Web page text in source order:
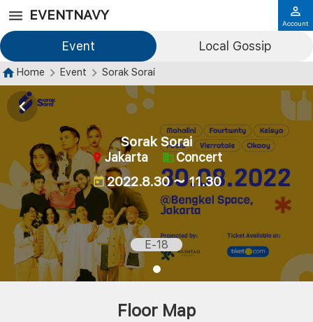
EVENTNAVY
Event Local Gossip
Account
Home Event Sorak Sorai
Sorak Sorai
Jakarta Concert
2022.8.30 ～ 11.30
E-18
Floor Map